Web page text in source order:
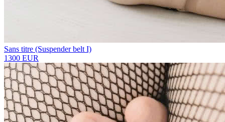
Sans titre (Suspender belt I)
1300 EUR